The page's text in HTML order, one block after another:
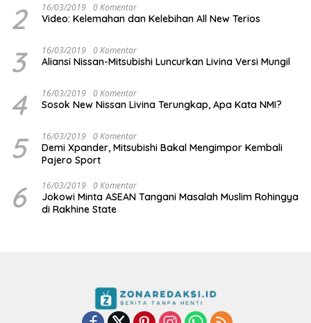
2 16/03/2019 0 Komentar
Video: Kelemahan dan Kelebihan All New Terios
3 16/03/2019 0 Komentar
Aliansi Nissan-Mitsubishi Luncurkan Livina Versi Mungil
4 16/03/2019 0 Komentar
Sosok New Nissan Livina Terungkap, Apa Kata NMI?
5 16/03/2019 0 Komentar
Demi Xpander, Mitsubishi Bakal Mengimpor Kembali
Pajero Sport
6 16/03/2019 0 Komentar
Jokowi Minta ASEAN Tangani Masalah Muslim Rohingya
di Rakhine State